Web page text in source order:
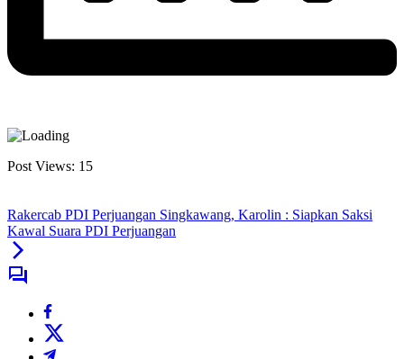
Post Views: 15
Rakercab PDI Perjuangan Singkawang, Karolin : Siapkan Saksi
Kawal Suara PDI Perjuangan